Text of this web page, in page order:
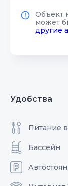
Объект
может
другие
Удобства
Питание
Бассейн